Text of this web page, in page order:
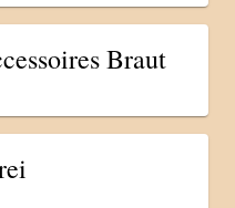
Braut